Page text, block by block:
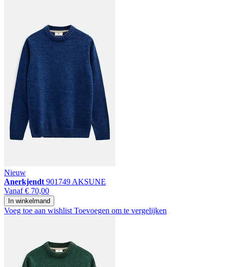
Nieuw
Anerkjendt 901749 AKSUNE
Vanaf € 70,00
In winkelmand
Voeg toe aan wishlist Toevoegen om te vergelijken